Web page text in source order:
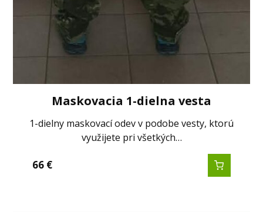
Maskovacia 1-dielna vesta
1-dielny maskovací odev v podobe vesty, ktorú
využijete pri všetkých…
66€